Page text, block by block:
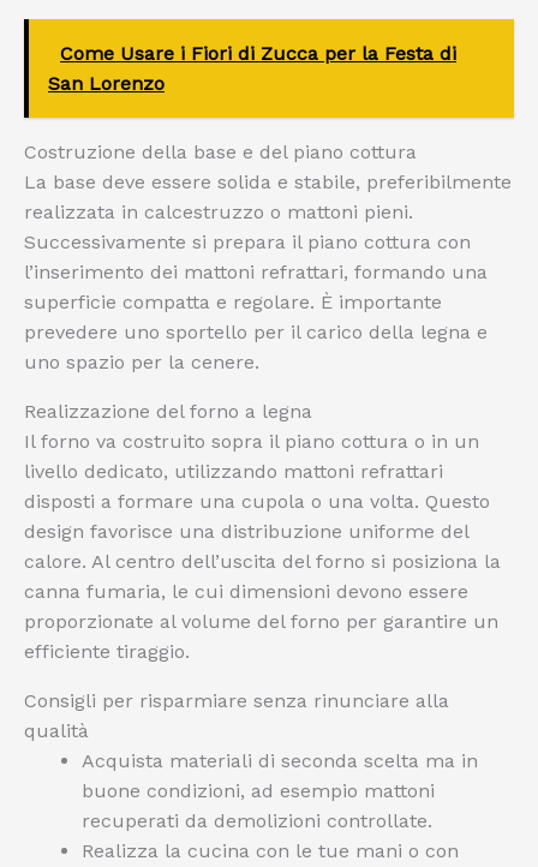
Come Usare i Fiori di Zucca per la Festa di
San Lorenzo
Costruzione della base e del piano cottura
La base deve essere solida e stabile, preferibilmente
realizzata in calcestruzzo o mattoni pieni.
Successivamente si prepara il piano cottura con
l’inserimento dei mattoni refrattari, formando una
superficie compatta e regolare. È importante
prevedere uno sportello per il carico della legna e
uno spazio per la cenere.
Realizzazione del forno a legna
Il forno va costruito sopra il piano cottura o in un
livello dedicato, utilizzando mattoni refrattari
disposti a formare una cupola o una volta. Questo
design favorisce una distribuzione uniforme del
calore. Al centro dell’uscita del forno si posiziona la
canna fumaria, le cui dimensioni devono essere
proporzionate al volume del forno per garantire un
efficiente tiraggio.
Consigli per risparmiare senza rinunciare alla
qualità
Acquista materiali di seconda scelta ma in
buone condizioni, ad esempio mattoni
recuperati da demolizioni controllate.
Realizza la cucina con le tue mani o con